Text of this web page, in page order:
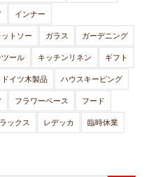
インナー
ットソー ガラス ガーデニング
ツール キッチンリネン ギフト
ドイツ木製品 ハウスキーピング
フラワーベース フード
ックス レデッカ 臨時休業